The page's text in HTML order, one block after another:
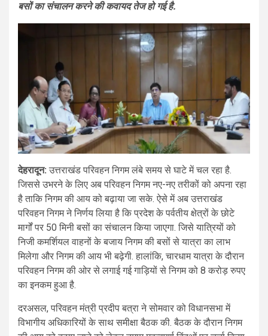
बसों का संचालन करने की कवायद तेज हो गई है.
देहरादून: उत्तराखंड परिवहन निगम लंबे समय से घाटे में चल रहा है.
जिससे उभरने के लिए अब परिवहन निगम नए-नए तरीकों को अपना रहा
है ताकि निगम की आय को बढ़ाया जा सके. ऐसे में अब उत्तराखंड
परिवहन निगम ने निर्णय लिया है कि प्रदेश के पर्वतीय क्षेत्रों के छोटे
मार्गों पर 50 मिनी बसों का संचालन किया जाएगा. जिसे यात्रियों को
निजी कमर्शियल वाहनों के बजाय निगम की बसों से यात्रा का लाभ
मिलेगा और निगम की आय भी बढ़ेगी. हालांकि, चारधाम यात्रा के दौरान
परिवहन निगम की ओर से लगाई गई गाड़ियों से निगम को 8 करोड़ रुपए
का इनकम हुआ है.
दरअसल, परिवहन मंत्री प्रदीप बत्रा ने सोमवार को विधानसभा में
विभागीय अधिकारियों के साथ समीक्षा बैठक की. बैठक के दौरान निगम